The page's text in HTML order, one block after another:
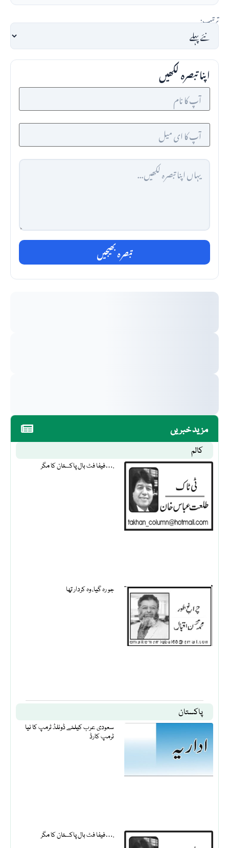
مزید خبریں
کالم
فیفا فٹ بال پاکستان کا مگر….
جو رہ گیا، وہ کردار تھا
پاکستان
سعودی عرب کیلئے ڈونلڈ ٹرمپ کا نیا
ٹرمپ کارڈ
فیفا فٹ بال پاکستان کا مگر….
ترتیب:
اپنا تبصرہ لکھیں
تبصرہ بھیجیں